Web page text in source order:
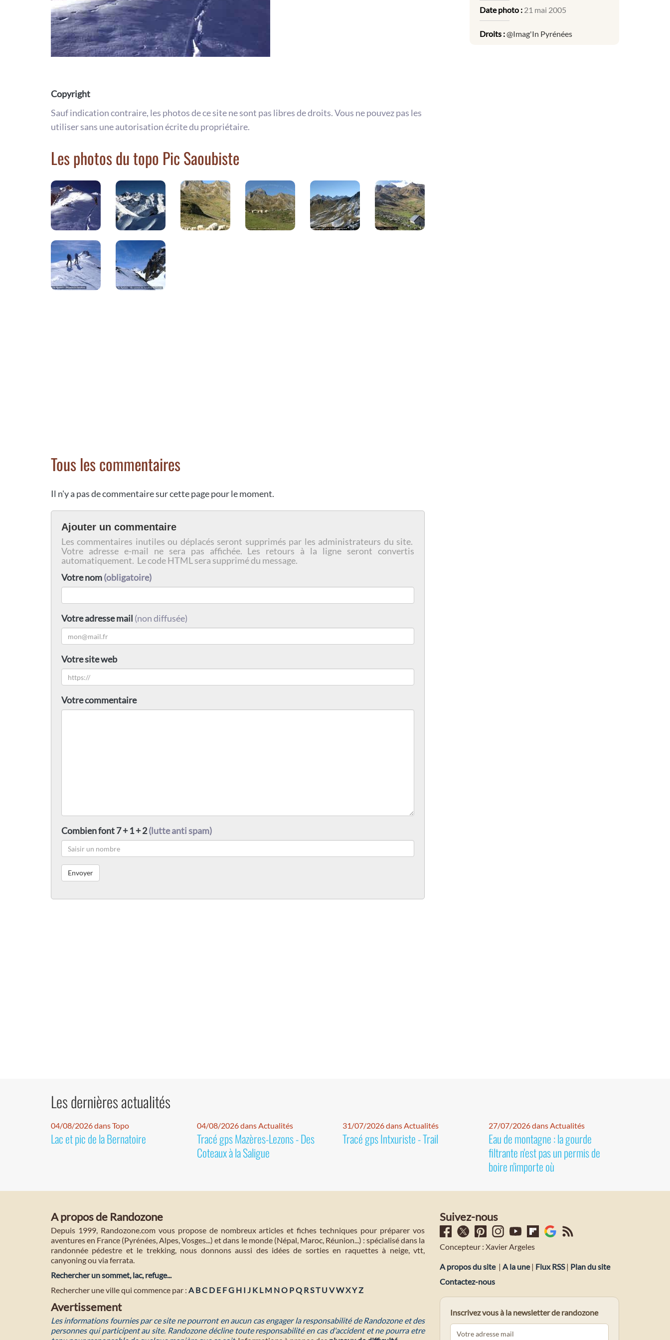
Copyright
Sauf indication contraire, les photos de ce site ne sont pas libres de droits. Vous ne pouvez pas les
utiliser sans une autorisation écrite du propriétaire.
Les photos du topo Pic Saoubiste
Tous les commentaires
Il n'y a pas de commentaire sur cette page pour le moment.
Ajouter un commentaire
Les commentaires inutiles ou déplacés seront supprimés par les administrateurs du site.
Votre adresse e-mail ne sera pas affichée. Les retours à la ligne seront convertis
automatiquement. Le code HTML sera supprimé du message.
Votre nom(obligatoire)
Votre adresse mail (non diffusée)
Votre site web
Votre commentaire
Combien font 7 + 1 + 2(lutte anti spam)
Date photo : 21 mai 2005
Droits :@Imag'In Pyrénées
Les dernières actualités
04/08/2026 dans Topo
Lac et pic de la Bernatoire
04/08/2026 dans Actualités
Tracé gps Mazères-Lezons - Des
Coteaux à la Saligue
31/07/2026 dans Actualités
Tracé gps Intxuriste - Trail
27/07/2026 dans Actualités
Eau de montagne : la gourde
filtrante n'est pas un permis de
boire n'importe où
A propos de Randozone
Depuis 1999, Randozone.com vous propose de nombreux articles et fiches techniques pour préparer vos
aventures en France (Pyrénées, Alpes, Vosges...) et dans le monde (Népal, Maroc, Réunion...) : spécialisé dans la
randonnée pédestre et le trekking, nous donnons aussi des idées de sorties en raquettes à neige, vtt,
canyoning ou via ferrata.
Rechercher un sommet, lac, refuge...
Rechercher une ville qui commence par : A BC D E FG H I J K L M NO PQ RST U VWXYZ
Avertissement
Les informations fournies par ce site ne pourront en aucun cas engager la responsabilité de Randozone et des
personnes qui participent au site. Randozone décline toute responsabilité en cas d'accident et ne pourra etre
Suivez-nous
Concepteur : Xavier Argeles
A propos du site | A la une| Flux RSS| Plan du site
Contactez-nous
Inscrivez vous à la newsletter de randozone